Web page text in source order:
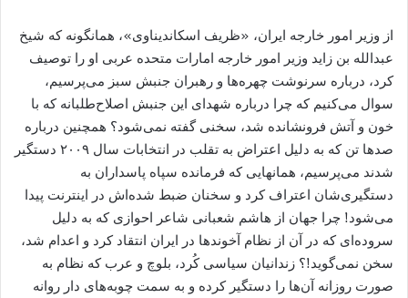
از وزیر امور خارجه ایران، «ظریف اسکاندیناوی»، همانگونه که شیخ
عبدالله بن زاید وزیر امور خارجه امارات متحده عربی او را توصیف
کرد، درباره سرنوشت چهره‌ها و رهبران جنبش سبز می‌پرسیم،
سوال می‌کنیم که چرا درباره شهدای این جنبش اصلاح‌طلبانه که با
خون و آتش فرونشانده شد، سخنی گفته نمی‌شود؟ همچنین درباره
صدها تن که به دلیل اعتراض به تقلب در انتخابات سال ۲۰۰۹ دستگیر
شدند می‌پرسیم، همانهایی که فرمانده سپاه پاسداران به
دستگیری‌شان اعتراف کرد و سخنان ضبط شده‌اش در اینترنت پیدا
می‌شود! چرا جهان از هاشم شعبانی شاعر احوازی که به دلیل
سروده‌ای که در آن از نظام آخوندها در ایران انتقاد کرد و اعدام شد،
سخن نمی‌گوید!؟ زندانیان سیاسی کُرد، بلوچ و عرب که نظام به
صورت روزانه آن‌ها را دستگیر کرده و به سمت چوبه‌های دار روانه